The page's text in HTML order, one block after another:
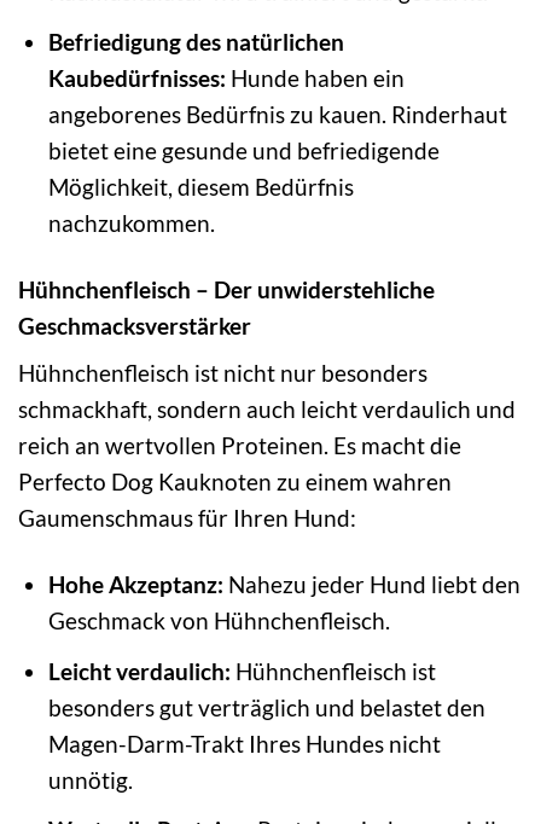
Befriedigung des natürlichen
Kaubedürfnisses: Hunde haben ein
angeborenes Bedürfnis zu kauen. Rinderhaut
bietet eine gesunde und befriedigende
Möglichkeit, diesem Bedürfnis
nachzukommen.
Hühnchenfleisch – Der unwiderstehliche
Geschmacksverstärker
Hühnchenfleisch ist nicht nur besonders
schmackhaft, sondern auch leicht verdaulich und
reich an wertvollen Proteinen. Es macht die
Perfecto Dog Kauknoten zu einem wahren
Gaumenschmaus für Ihren Hund:
Hohe Akzeptanz: Nahezu jeder Hund liebt den
Geschmack von Hühnchenfleisch.
Leicht verdaulich: Hühnchenfleisch ist
besonders gut verträglich und belastet den
Magen-Darm-Trakt Ihres Hundes nicht
unnötig.